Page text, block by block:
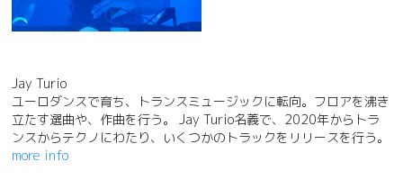
Jay Turio
ユーロダンスで育ち、トランスミュージックに転向。フロアを沸き
立たす選曲や、作曲を行う。 Jay Turio名義で、2020年からトラ
ンスからテクノにわたり、いくつかのトラックをリリースを行う。
more info